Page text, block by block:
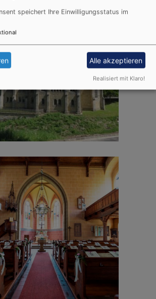
speichert Ihre Einwilligungsstatus im
Alle akzeptieren
Realisiert mit Klaro!